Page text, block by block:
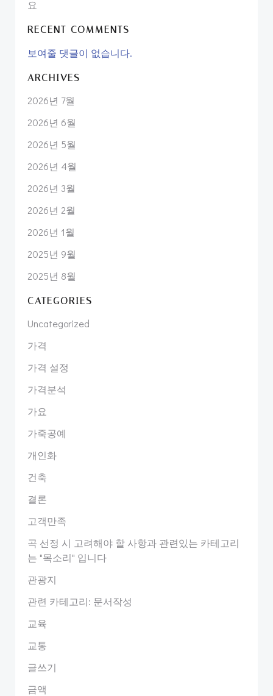
요
RECENT COMMENTS
보여줄 댓글이 없습니다.
ARCHIVES
2026년 7월
2026년 6월
2026년 5월
2026년 4월
2026년 3월
2026년 2월
2026년 1월
2025년 9월
2025년 8월
CATEGORIES
Uncategorized
가격
가격 설정
가격분석
가요
가죽공예
개인화
건축
결론
고객만족
곡 선정 시 고려해야 할 사항과 관련있는 카테고리
는 "목소리" 입니다
관광지
관련 카테고리: 문서작성
교육
교통
글쓰기
금액